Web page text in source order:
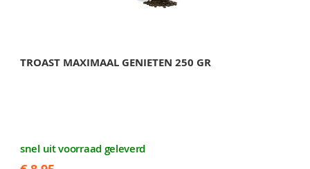
TROAST MAXIMAAL GENIETEN 250 GR
snel uit voorraad geleverd